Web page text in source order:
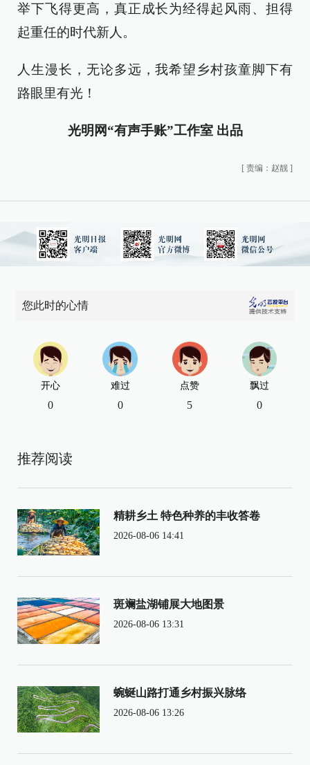
举下飞得更高，真正成长为经得起风雨、担得
起重任的时代新人。
人生漫长，无论多远，我希望乡村孩童脚下有
路眼里有光！
光明网“有声手账”工作室 出品
[ 责编：赵靓 ]
您此时的心情
开心
0
难过
0
点赞
5
飘过
0
推荐阅读
精耕乡土 特色种养的丰收答卷
2026-08-06 14:41
斑斓盐湖铺展大地图景
2026-08-06 13:31
蜿蜒山路打通乡村振兴脉络
2026-08-06 13:26